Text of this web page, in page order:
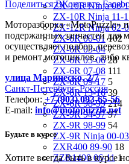
ZX-10R Ninja 08-
ZX-10R Ninja 11-
ZX-12R Ninja 02-
ZX-6R 00-01 102
ZX-6R 03-04 7
ZX-6R 05-06 28
ZX-6R 07-08 111
ZX-6R 09-17 5
ZX-6R 13-16 39
ZX-6R 98-99 214
ZX-9R 94-97 97
ZX-9R 98-99 54
ZX-9R Ninja 00-03
ZXR400 89-90 18
ZZR1400 06-11 1
Поделиться ВКонтакте
Моторазборка «MotoPuzzle»
подержанных запчастей для
осуществляет подбор,
и ремонт мотоциклов, либо
улица Маринеско, 2/7
Санкт-Петербург, Россия
Телефон: +7 (903) 093-65-56
E-mail: info@motopuzzle.net
Будьте в курсе
Хотите всегда быть в курсе